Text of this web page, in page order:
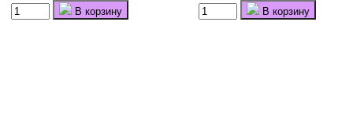
В корзину В корзину